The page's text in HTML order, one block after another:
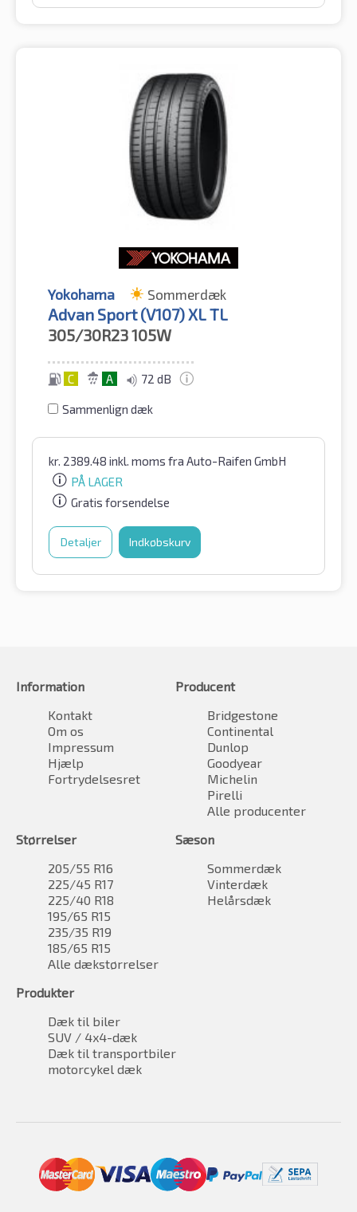
Yokohama Sommerdæk
Advan Sport (V107) XL TL
305/30R23105W
C A 72 dB
Sammenlign dæk
kr. 2389.48 inkl. moms fra Auto-Raifen GmbH
PÅ LAGER
Gratis forsendelse
Detaljer Indkøbskurv
Information
Kontakt
Om os
Impressum
Hjælp
Fortrydelsesret
Producent
Bridgestone
Continental
Dunlop
Goodyear
Michelin
Pirelli
Alle producenter
Størrelser
205/55 R16
225/45 R17
225/40 R18
195/65 R15
235/35 R19
185/65 R15
Alle dækstørrelser
Sæson
Sommerdæk
Vinterdæk
Helårsdæk
Produkter
Dæk til biler
SUV / 4x4-dæk
Dæk til transportbiler
motorcykel dæk